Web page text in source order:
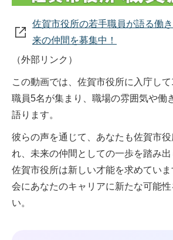
佐賀市役所の若手職員が語る働
来の仲間を募集中！
（外部リンク）
この動画では、佐賀市役所に入庁し
職員5名が集まり、職場の雰囲気や働
語ります。
彼らの声を通じて、あなたも佐賀市
れ、未来の仲間としての一歩を踏み出
佐賀市役所は新しい才能を求めてい
会にあなたのキャリアに新たな可能
い。